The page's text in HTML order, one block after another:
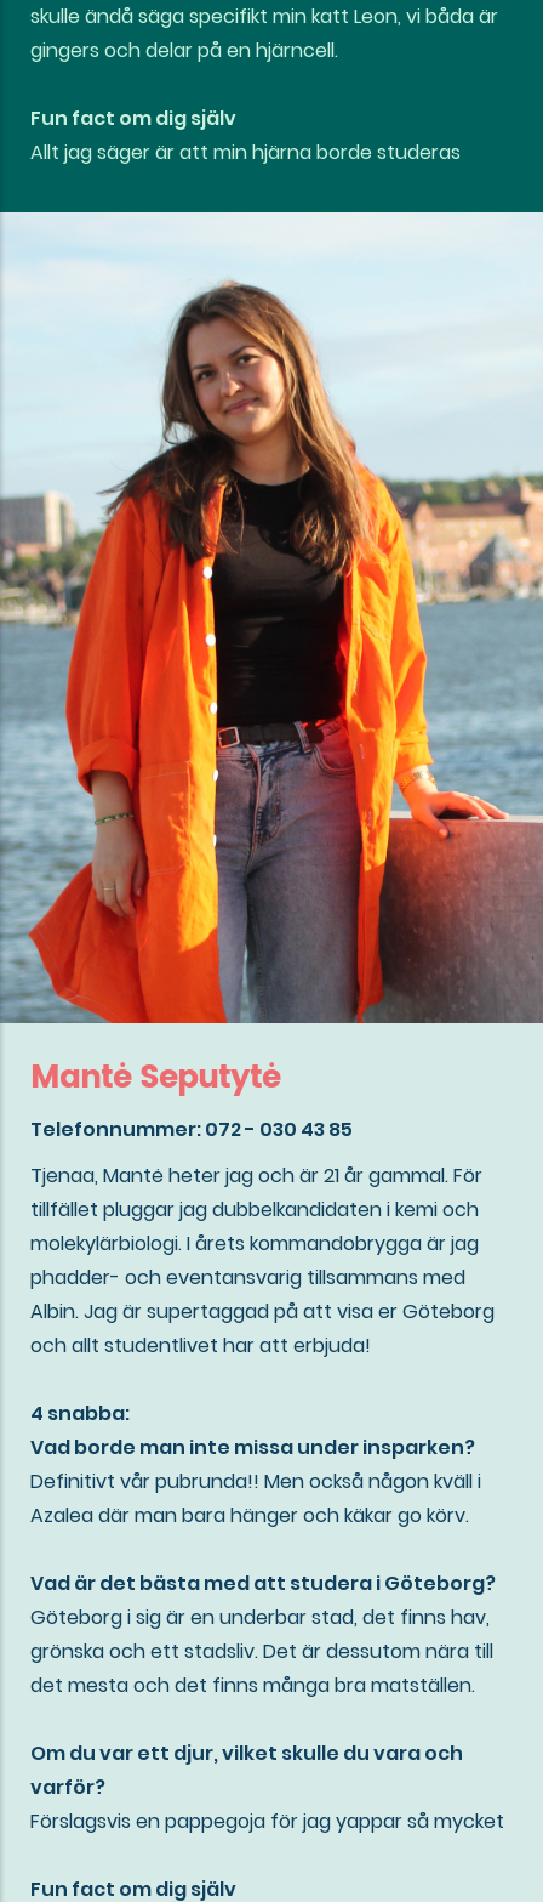
skulle ändå säga specifikt min katt Leon, vi båda är
gingers och delar på en hjärncell.
Fun fact om dig själv
Allt jag säger är att min hjärna borde studeras
Mantė Seputytė
Telefonnummer: 072 - 030 43 85
Tjenaa, Mantė heter jag och är 21 år gammal. För
tillfället pluggar jag dubbelkandidaten i kemi och
molekylärbiologi. I årets kommandobrygga är jag
phadder- och eventansvarig tillsammans med
Albin. Jag är supertaggad på att visa er Göteborg
och allt studentlivet har att erbjuda!
4 snabba:
Vad borde man inte missa under insparken?
Definitivt vår pubrunda!! Men också någon kväll i
Azalea där man bara hänger och käkar go körv.
Vad är det bästa med att studera i Göteborg?
Göteborg i sig är en underbar stad, det finns hav,
grönska och ett stadsliv. Det är dessutom nära till
det mesta och det finns många bra matställen.
Om du var ett djur, vilket skulle du vara och
varför?
Förslagsvis en pappegoja för jag yappar så mycket
Fun fact om dig själv